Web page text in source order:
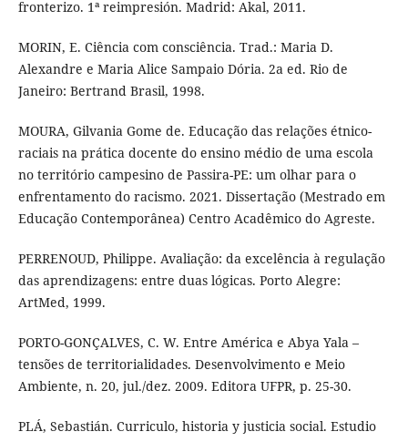
fronterizo. 1ª reimpresión. Madrid: Akal, 2011.
MORIN, E. Ciência com consciência. Trad.: Maria D.
Alexandre e Maria Alice Sampaio Dória. 2a ed. Rio de
Janeiro: Bertrand Brasil, 1998.
MOURA, Gilvania Gome de. Educação das relações étnico-
raciais na prática docente do ensino médio de uma escola
no território campesino de Passira-PE: um olhar para o
enfrentamento do racismo. 2021. Dissertação (Mestrado em
Educação Contemporânea) Centro Acadêmico do Agreste.
PERRENOUD, Philippe. Avaliação: da excelência à regulação
das aprendizagens: entre duas lógicas. Porto Alegre:
ArtMed, 1999.
PORTO-GONÇALVES, C. W. Entre América e Abya Yala –
tensões de territorialidades. Desenvolvimento e Meio
Ambiente, n. 20, jul./dez. 2009. Editora UFPR, p. 25-30.
PLÁ, Sebastián. Curriculo, historia y justicia social. Estudio